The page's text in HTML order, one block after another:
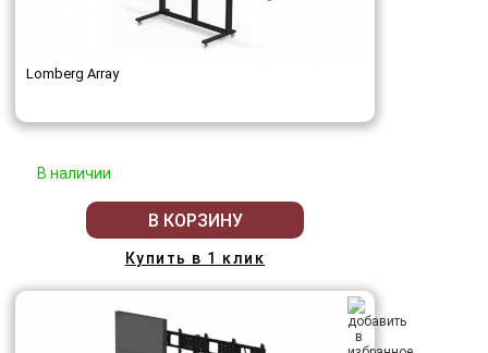
Lomberg Array
В наличии
В КОРЗИНУ
Купить в 1 клик